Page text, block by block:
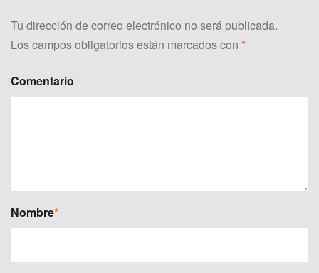
Tu dirección de correo electrónico no será publicada.
Los campos obligatorios están marcados con *
Comentario
Nombre*